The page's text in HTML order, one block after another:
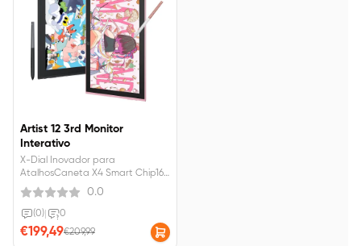
Artist 12 3rd Monitor
Interativo
X-Dial Inovador para
AtalhosCaneta X4 Smart Chip16K
Níveis de PressãoDuas cores à
sua escolha. Preto com suporte
preto, rosa com suporte rosa.
Todos combinam.
0.0
(0) 0
€199,49€209,99